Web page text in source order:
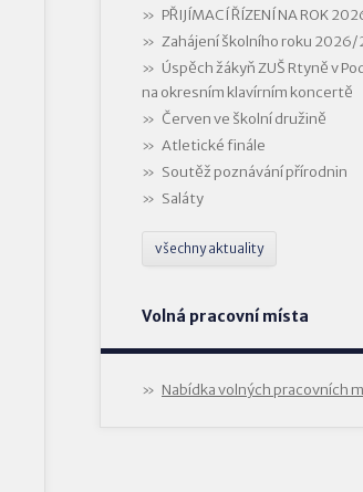
PŘIJÍMACÍ ŘÍZENÍ NA ROK
Zahájení školního roku
Úspěch žákyň ZUŠ Rtyně v
na okresním klavírním koncertě
Červen ve školní družině
Atletické finále
Soutěž poznávání přírodnin
Saláty
všechny aktuality
Volná pracovní místa
Nabídka volných pracovních